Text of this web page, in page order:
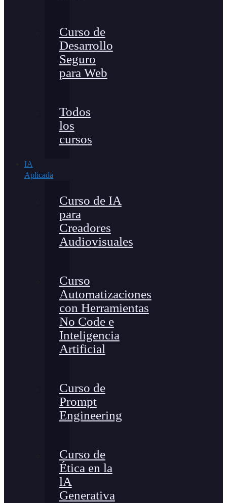
Curso de
Desarrollo
Seguro
para Web
Todos
los
cursos
IA
Aplicada
Curso de IA
para
Creadores
Audiovisuales
Curso
Automatizaciones
con Herramientas
No Code e
Inteligencia
Artificial
Curso de
Prompt
Engineering
Curso de
Ética en la
lA
Generativa